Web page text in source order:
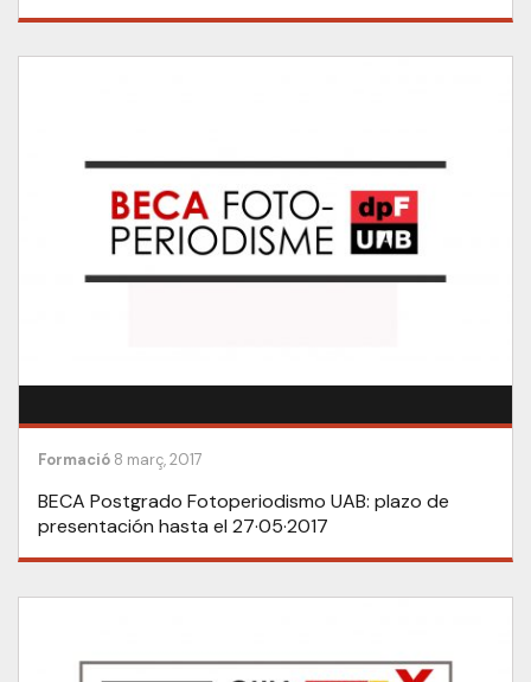
Formació 8 març, 2017
BECA Postgrado Fotoperiodismo UAB: plazo de
presentación hasta el 27·05·2017